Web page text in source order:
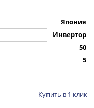
Япония
Инвертор
50
5
Купить в 1 клик